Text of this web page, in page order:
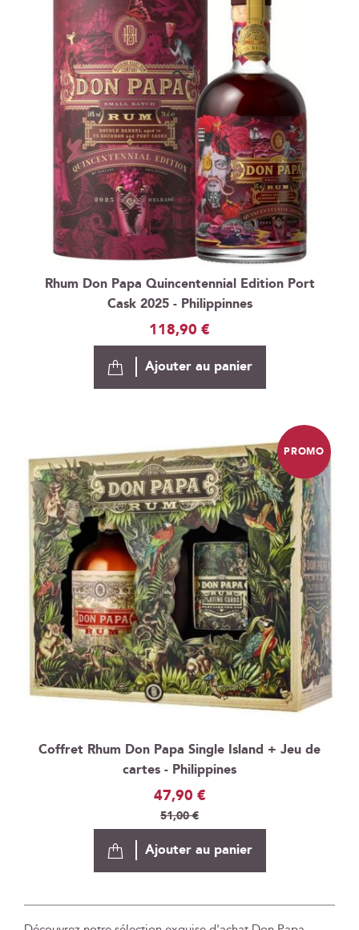
Rhum Don Papa Quincentennial Edition Port
Cask 2025 - Philippinnes
118,90 €
Ajouter au panier
Coffret Rhum Don Papa Single Island + Jeu de
cartes - Philippines
Prix
Spécial
47,90 €
51,00 €
PROMO
Ajouter au panier